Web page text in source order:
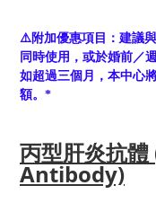
⚠️附加優惠項目：建議
同時使用，或於婚前／
如超過三個月，本中心
額。*
丙型肝炎抗體
Antibody)